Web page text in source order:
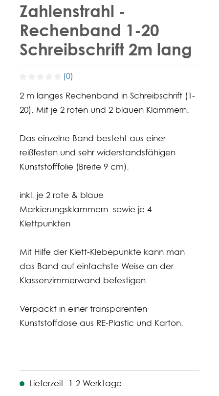
Zahlenstrahl -
Rechenband 1-20
Schreibschrift 2m lang
(0)
2 m langes Rechenband in Schreibschrift (1-
20). Mit je 2 roten und 2 blauen Klammern.
Das einzelne Band besteht aus einer
reißfesten und sehr widerstandsfähigen
Kunststofffolie (Breite 9 cm).
inkl. je 2 rote & blaue
Markierungsklammern sowie je 4
Klettpunkten
Mit Hilfe der Klett-Klebepunkte kann man
das Band auf einfachste Weise an der
Klassenzimmerwand befestigen.
Verpackt in einer transparenten
Kunststoffdose aus RE-Plastic und Karton.
Lieferzeit: 1-2 Werktage